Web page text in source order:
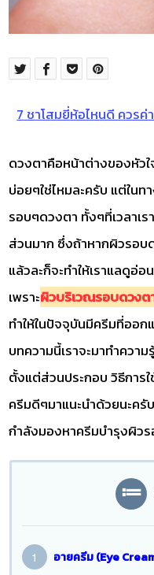
7 ชาโสมยี่ห้อไหนดี ควรค่
ดวงตาคือหน้าต่างของหัว
บ่อยๆใช่ไหมละครับ แต่ในท
รอบๆดวงตา ทั้งๆที่เวลาเ
ส่วนมาก ซึ่งถ้าหากผิวรอ
แล้วละก็จะทำให้เราแลดูอ่
เพราะผิวบริเวณรอบดวง
ทำให้ในปัจจุบันมีครีมที่ออก
บทความนี้เราจะมาทำควา
ตั้งแต่ส่วนประกอบ วิธีการ
ครีมดีๆมาแนะนำด้วยนะค
กำลังมองหาครีมบำรุงผิว
อายครีม (Eye